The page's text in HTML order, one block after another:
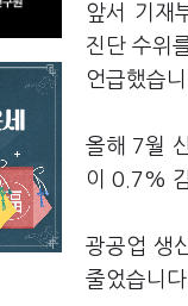
앞서 기재
진단 수위
언급했습니
올해 7월
이 0.7%
광공업 생
줄었습니다.